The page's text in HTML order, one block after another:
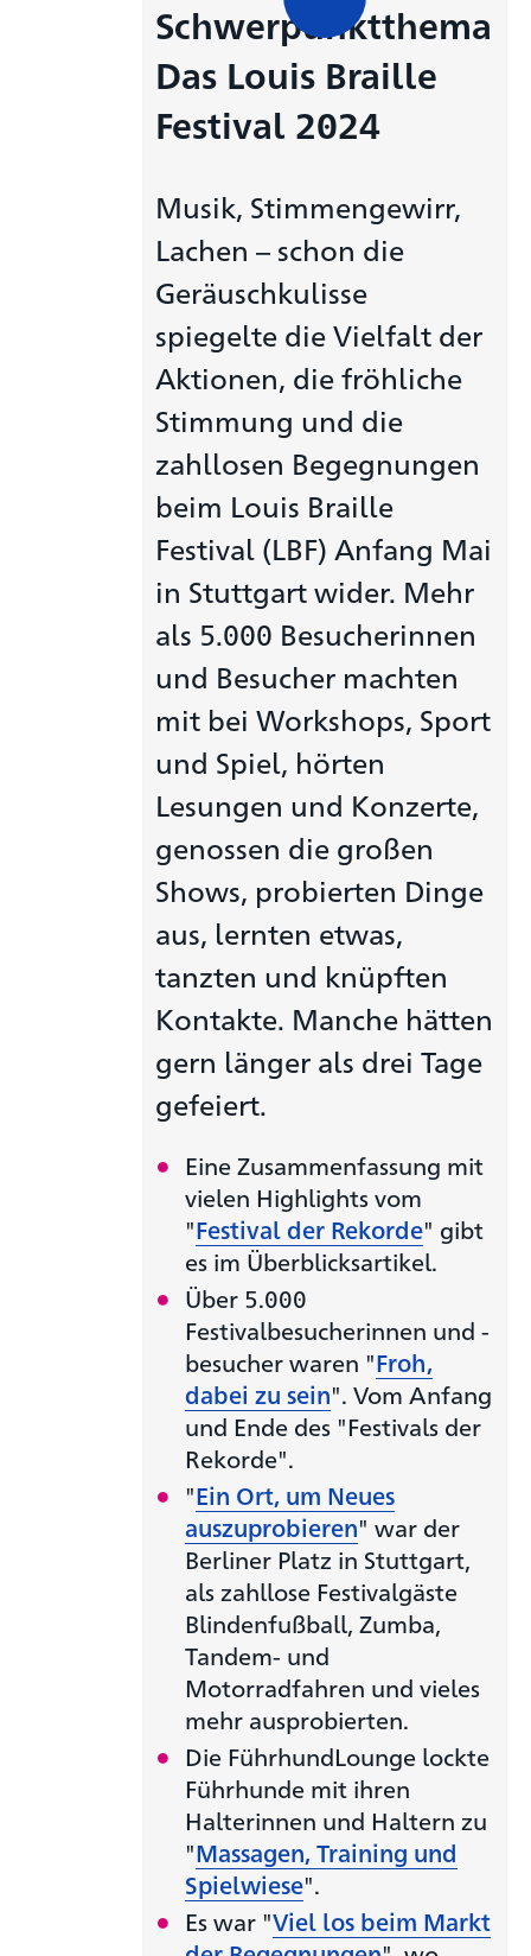
Schwerpunktthema
Das Louis Braille
Festival 2024
Musik, Stimmengewirr,
Lachen – schon die
Geräuschkulisse
spiegelte die Vielfalt der
Aktionen, die fröhliche
Stimmung und die
zahllosen Begegnungen
beim Louis Braille
Festival (LBF) Anfang Mai
in Stuttgart wider. Mehr
als 5.000 Besucherinnen
und Besucher machten
mit bei Workshops, Sport
und Spiel, hörten
Lesungen und Konzerte,
genossen die großen
Shows, probierten Dinge
aus, lernten etwas,
tanzten und knüpften
Kontakte. Manche hätten
gern länger als drei Tage
gefeiert.
Eine Zusammenfassung mit
vielen Highlights vom
"Festival der Rekorde" gibt
es im Überblicksartikel.
Über 5.000
Festivalbesucherinnen und -
besucher waren "Froh,
dabei zu sein". Vom Anfang
und Ende des "Festivals der
Rekorde".
"Ein Ort, um Neues
auszuprobieren" war der
Berliner Platz in Stuttgart,
als zahllose Festivalgäste
Blindenfußball, Zumba,
Tandem- und
Motorradfahren und vieles
mehr ausprobierten.
Die FührhundLounge lockte
Führhunde mit ihren
Halterinnen und Haltern zu
"Massagen, Training und
Spielwiese".
Es war "Viel los beim Markt